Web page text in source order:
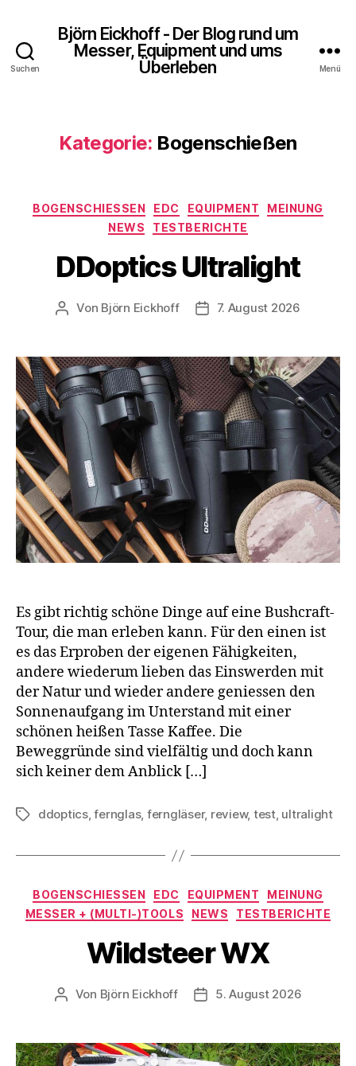
Suchen
Björn Eickhoff - Der Blog rund um
Messer, Equipment und ums
Überleben
Menü
Kategorie: Bogenschießen
Kategorien
BOGENSCHIESSEN EDC EQUIPMENT
MEINUNG
NEWS
TESTBERICHTE
DDoptics Ultralight
Beitragsautor
Von Björn Eickhoff Veröffentlichungsdatum
7. August 2026
Es gibt richtig schöne Dinge auf eine Bushcraft-
Tour, die man erleben kann. Für den einen ist
es das Erproben der eigenen Fähigkeiten,
andere wiederum lieben das Einswerden mit
der Natur und wieder andere geniessen den
Sonnenaufgang im Unterstand mit einer
schönen heißen Tasse Kaffee. Die
Beweggründe sind vielfältig und doch kann
sich keiner dem Anblick […]
Schlagwörter
ddoptics,fernglas, ferngläser, review, test, ultralight
Kategorien
BOGENSCHIESSEN EDC EQUIPMENT
MEINUNG
MESSER + (MULTI-)TOOLS
NEWS TESTBERICHTE
Wildsteer WX
Beitragsautor
Von Björn Eickhoff Veröffentlichungsdatum
5. August 2026